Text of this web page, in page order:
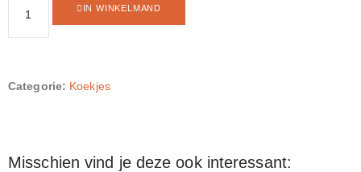
IN WINKELMAND
Categorie: Koekjes
Misschien vind je deze ook interessant: